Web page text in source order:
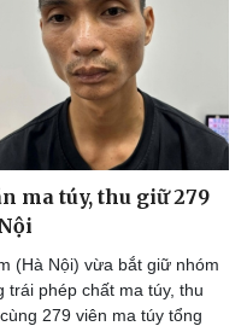
ma túy, thu giữ 279
(Hà Nội) vừa bắt giữ nhóm
phép chất ma túy, thu
279 viên ma túy tổng